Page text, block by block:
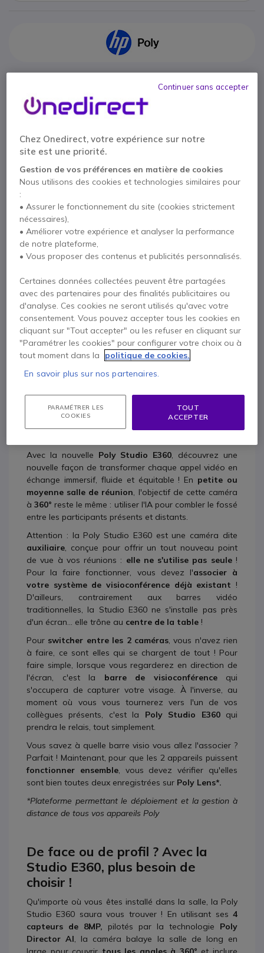
Points Forts
Caméra de tablepour
capteurs 4K avecvue à 360°
Permet de combiner2 vues
: de face et de profil
4 micros MEMSavec capture à 5m
Système d'exploitation :
Compatible avec Microsoft,Zoom,Google Meet
À associer à votre système visio existant (ne fonctionne
pas seule)
Afficher plus
Livré avec
1 X Poly Studio E360
Contactez nos experts -
Description
Poly Studio E360
Poly Studio E360 : un sentiment
de réunion en face-à-face...
Avec la nouvelle Poly Studio E360, découvrez une
nouvelle façon de transformer chaque appel vidéo en
échange immersif, fluide et équitable ! En petite ou
moyenne salle de réunion, l'objectif de cette caméra
à360° reste le même : utiliser l'IA pour combler le fossé
entre les participants présents et distants.
Attention : la Poly Studio E360 est une caméra dite
auxiliaire, conçue pour offrir un tout nouveau point
de vue à vos réunions : elle ne s'utilise pas seule!
Pour la faire fonctionner, vous devez l'associer à
votre système de visioconférence déjà existant !
D'ailleurs, contrairement aux barres vidéo
traditionnelles, la Studio E360 ne s'installe pas près
d'un écran... elle trône au centre de la table !
Pour switcher entre les 2 caméras, vous n'avez rien
à faire, ce sont elles qui se chargent de tout ! Pour
faire simple, lorsque vous regarderez en direction de
l'écran, c'est la barre de visioconférencequi
s'occupera de capturer votre visage. À l'inverse, au
moment où vous vous tournerez vers l'un de vos
collègues présents, c'est la Poly Studio E360qui
prendra le relais, tout simplement.
Vous savez à quelle barre visio vous allez l'associer ?
Parfait ! Maintenant, pour que les 2 appareils puissent
fonctionner ensemble, vous devez vérifier qu'elles
sont bien toutes deux enregistrées sur Poly Lens*.
*Plateforme permettant le déploiement et la gestion à
distance de tous vos appareils Poly
De face ou de profil ? Avec la
Studio E360, plus besoin de
choisir !
Qu'importe où vous êtes installé dans la salle, la Poly
Studio E360 saura vous trouver ! En utilisant ses 4
capteurs de 8MP, pilotés par la technologie Poly
Director AI, la caméra balaye la salle de long en
Chez Onedirect, votre expérience sur notre
site est une priorité.
Gestion de vos préférences en matière de cookies
Nous utilisons des cookies et technologies similaires pour
:
• Assurer le fonctionnement du site (cookies strictement
nécessaires),
• Améliorer votre expérience et analyser la performance
de notre plateforme,
• Vous proposer des contenus et publicités personnalisés.
Certaines données collectées peuvent être partagées
avec des partenaires pour des finalités publicitaires ou
d'analyse. Ces cookies ne seront utilisés qu'avec votre
consentement. Vous pouvez accepter tous les cookies en
cliquant sur "Tout accepter" ou les refuser en cliquant sur
"Paramétrer les cookies" pour configurer votre choix ou à
tout moment dans la
politique de cookies.
En savoir plus sur nos partenaires.
PARAMÉTRER LES
COOKIES
TOUT
ACCEPTER
Continuer sans accepter